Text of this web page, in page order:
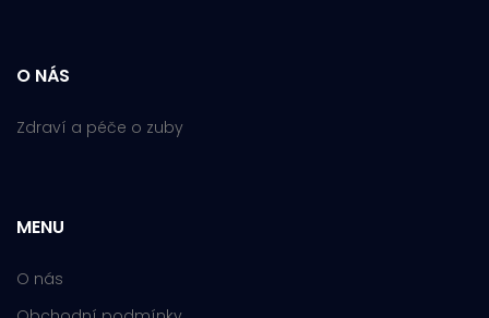
O NÁS
Zdraví a péče o zuby
MENU
O nás